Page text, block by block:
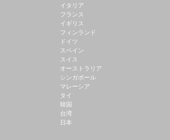
イタリア
フランス
イギリス
フィンランド
ドイツ
スペイン
スイス
オーストラリア
シンガポール
マレーシア
タイ
韓国
台湾
日本